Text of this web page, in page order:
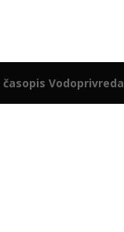
časopis Vodoprivreda